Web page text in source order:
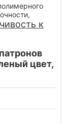
к
цвет,